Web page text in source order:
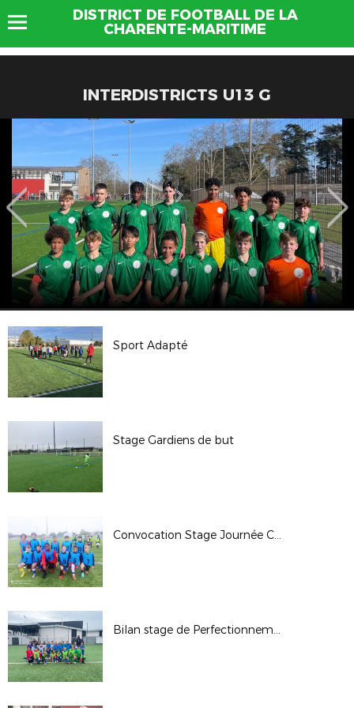
DISTRICT DE FOOTBALL DE LA
CHARENTE-MARITIME
INTERDISTRICTS U13 G
Sport Adapté
Stage Gardiens de but
Convocation Stage Journée CPD U14G (Nés en 2011)
Bilan stage de Perfectionnement District